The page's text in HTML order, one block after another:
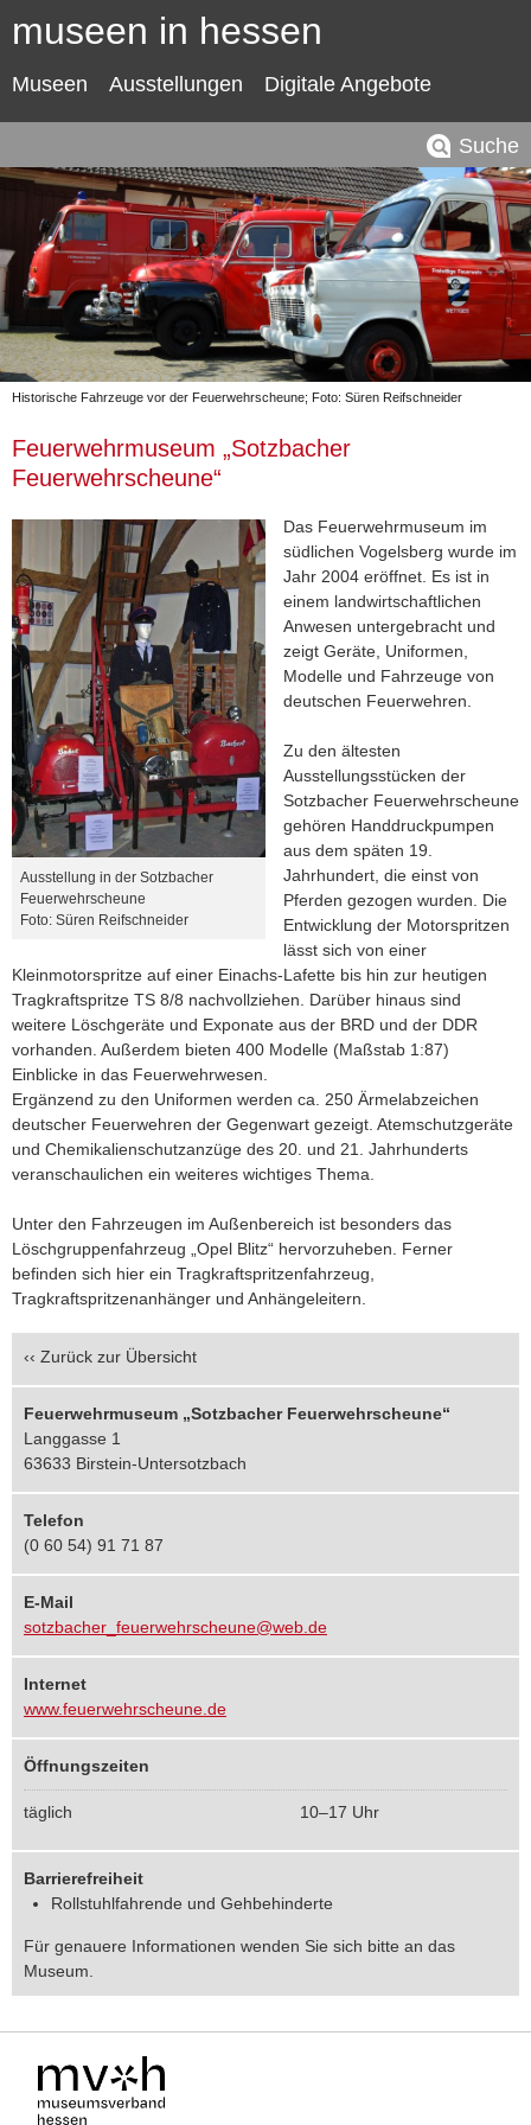
museen in hessen
Museen Ausstellungen Digitale Angebote
Suche
Historische Fahrzeuge vor der Feuerwehrscheune; Foto: Süren Reifschneider
Feuerwehrmuseum „Sotzbacher
Feuerwehrscheune“
Ausstellung in der Sotzbacher
Feuerwehrscheune
Foto: Süren Reifschneider
Das Feuerwehrmuseum im
südlichen Vogelsberg wurde im
Jahr 2004 eröffnet. Es ist in
einem landwirtschaftlichen
Anwesen untergebracht und
zeigt Geräte, Uniformen,
Modelle und Fahrzeuge von
deutschen Feuerwehren.
Zu den ältesten
Ausstellungsstücken der
Sotzbacher Feuerwehrscheune
gehören Handdruckpumpen
aus dem späten 19.
Jahrhundert, die einst von
Pferden gezogen wurden. Die
Entwicklung der Motorspritzen
lässt sich von einer
Kleinmotorspritze auf einer Einachs-Lafette bis hin zur heutigen
Tragkraftspritze TS 8/8 nachvollziehen. Darüber hinaus sind
weitere Löschgeräte und Exponate aus der BRD und der DDR
vorhanden. Außerdem bieten 400 Modelle (Maßstab 1:87)
Einblicke in das Feuerwehrwesen.
Ergänzend zu den Uniformen werden ca. 250 Ärmelabzeichen
deutscher Feuerwehren der Gegenwart gezeigt. Atemschutzgeräte
und Chemikalienschutzanzüge des 20. und 21. Jahrhunderts
veranschaulichen ein weiteres wichtiges Thema.
Unter den Fahrzeugen im Außenbereich ist besonders das
Löschgruppenfahrzeug „Opel Blitz“ hervorzuheben. Ferner
befinden sich hier ein Tragkraftspritzenfahrzeug,
Tragkraftspritzenanhänger und Anhängeleitern.
‹‹ Zurück zur Übersicht
Feuerwehrmuseum „Sotzbacher Feuerwehrscheune“
Langgasse 1
63633 Birstein-Untersotzbach
Telefon
(0 60 54) 91 71 87
E-Mail
sotzbacher_feuerwehrscheune@web.de
Internet
www.feuerwehrscheune.de
Öffnungszeiten
täglich 10–17 Uhr
Barrierefreiheit
Rollstuhlfahrende und Gehbehinderte
Für genauere Informationen wenden Sie sich bitte an das
Museum.